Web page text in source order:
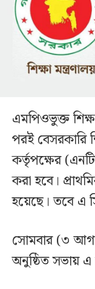
এমপিওভুক্ত
পরই বেসরকারি
কর্তৃপক্ষের
করা হবে।
হয়েছে। তবে এ
সোমবার (৩
অনুষ্ঠিত সভায় এ